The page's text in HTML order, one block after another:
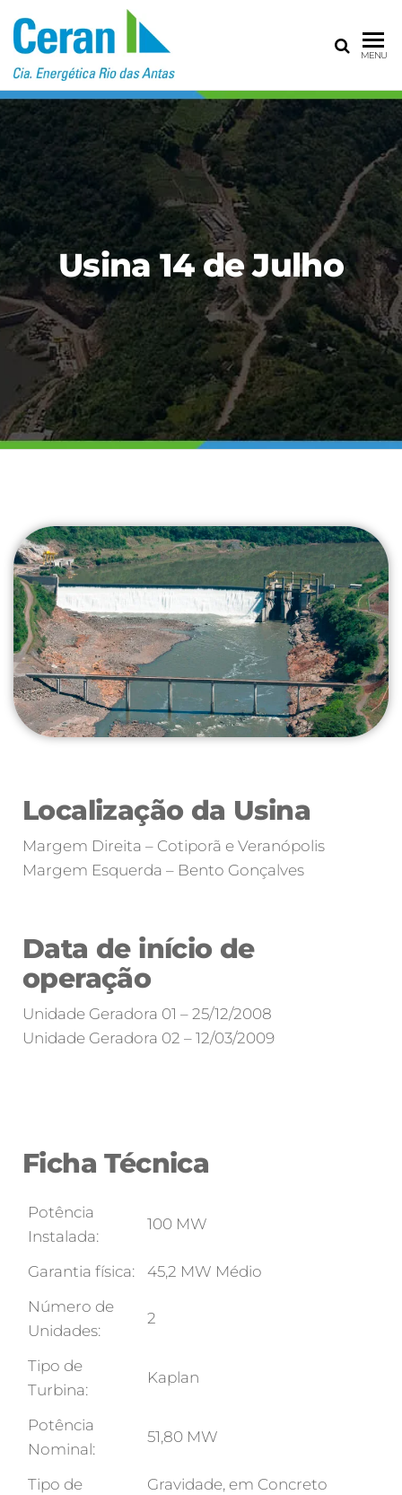
CERAN – CIA
ENERGÉTICA
RIO DAS
ANTAS
MENU
Usina 14 de Julho
Localização da Usina
Margem Direita – Cotiporã e Veranópolis
Margem Esquerda – Bento Gonçalves
Data de início de
operação
Unidade Geradora 01 – 25/12/2008
Unidade Geradora 02 – 12/03/2009
Ficha Técnica
Potência
Instalada:
100 MW
Garantia física:
45,2 MW Médio
Número de
Unidades:
2
Tipo de
Turbina:
Kaplan
Potência
Nominal:
51,80 MW
Tipo de
Gravidade, em Concreto